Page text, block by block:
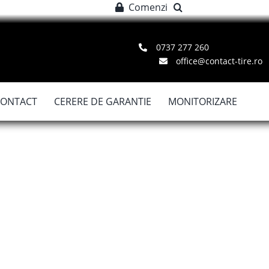
Comenzi
0737 277 260
office@contact-tire.ro
CERERE DE GARANTIE MONITORIZARE